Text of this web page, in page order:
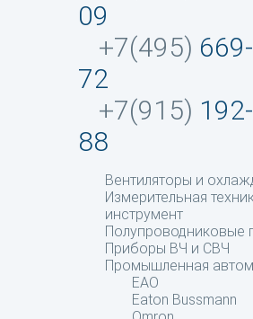
09
+7(495)
72
+7(915)
88
Вентиляторы и
Измерительная
инструмент
Полупроводниковые
Приборы ВЧ и СВЧ
Промышленная
EAO
Eaton Bussmann